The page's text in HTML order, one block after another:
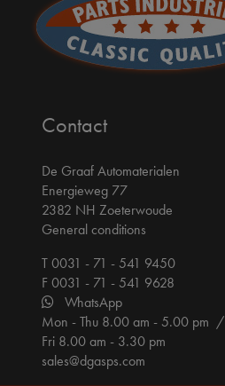
Contact
De Graaf Automaterialen
Energieweg 77
2382 NH Zoeterwoude
General conditions
T 0031 - 71 - 541 9450
F 0031 - 71 - 541 9628
WhatsApp
Mon - Thu 8.00 am - 5.00 pm /
Fri 8.00 am - 3.30 pm
sales@dgasps.com